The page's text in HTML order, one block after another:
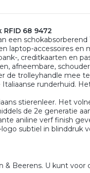
68 9472
een schokabsorberend
laptop-accessoires en
, creditkaarten en
afneembare,
de trolleyhandle mee
runderhuid.
stierenleer. Het
de 2e generatie
aniline verf finish
subtiel in blinddruk
Beerens. U kunt voor